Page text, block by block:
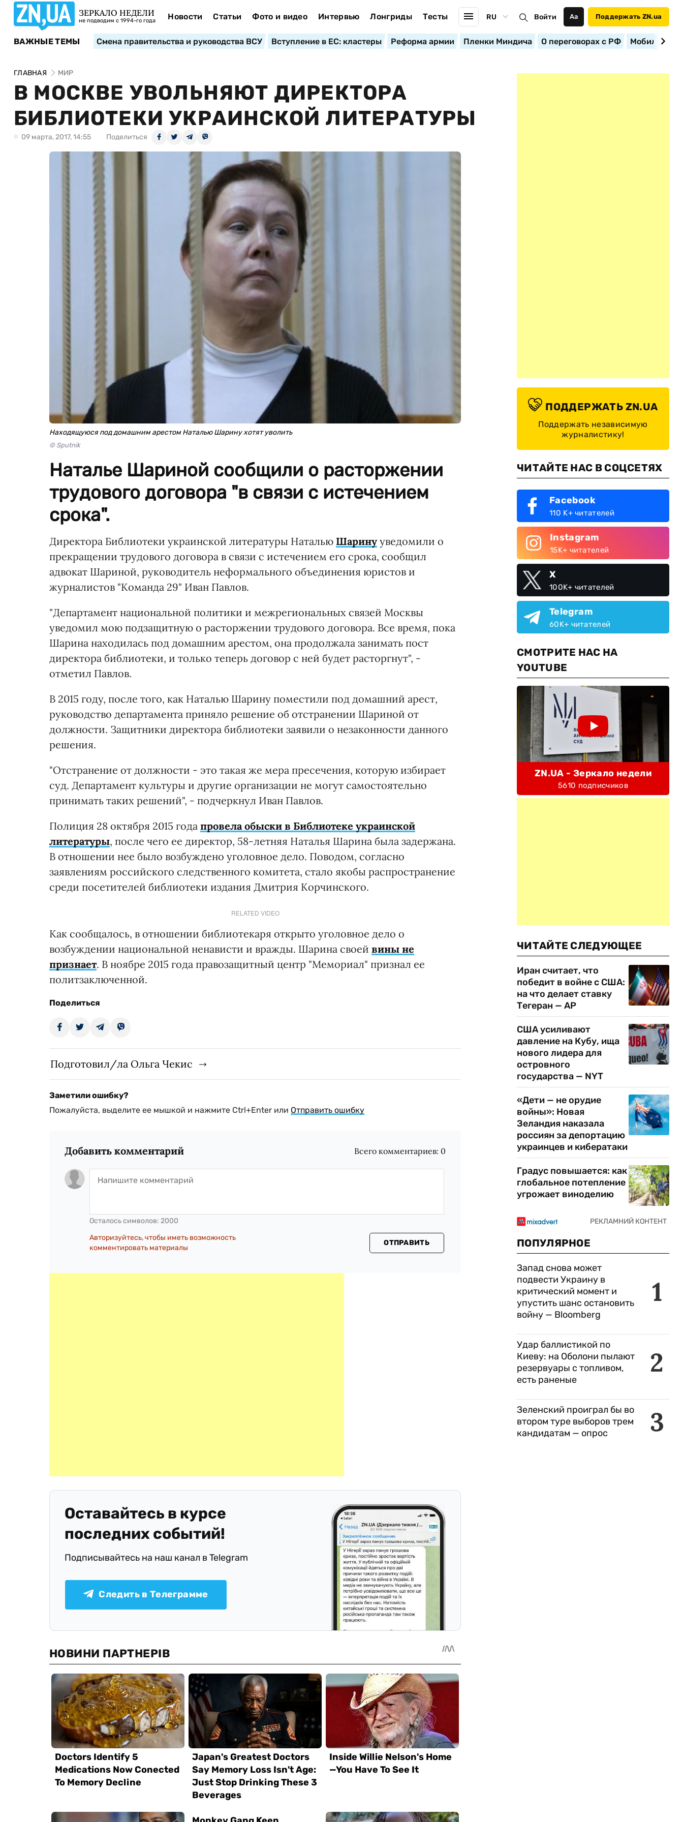
ЗЕРКАЛО НЕДЕЛИ
не подводим с 1994-го года Новости Статьи Фото и видео Интервью Лонгриды Тесты RU Войти Аа Поддержать ZN.ua
ВАЖНЫЕ ТЕМЫ Смена правительства и руководства ВСУ Вступление в ЕС: кластеры Реформа армии Пленки Миндича О переговорах с РФ
ГЛАВНАЯ МИР
В МОСКВЕ УВОЛЬНЯЮТ ДИРЕКТОРА
БИБЛИОТЕКИ УКРАИНСКОЙ ЛИТЕРАТУРЫ
09 марта, 2017, 14:55 Поделиться
Находящуюся под домашним арестом Наталью Шарину хотят уволить
© Sputnik
Наталье Шариной сообщили о расторжении
трудового договора "в связи с истечением
срока".
Директора Библиотеки украинской литературы Наталью Шарину уведомили о
прекращении трудового договора в связи с истечением его срока, сообщил
адвокат Шариной, руководитель неформального объединения юристов и
журналистов "Команда 29" Иван Павлов.
"Департамент национальной политики и межрегиональных связей Москвы
уведомил мою подзащитную о расторжении трудового договора. Все время, пока
Шарина находилась под домашним арестом, она продолжала занимать пост
директора библиотеки, и только теперь договор с ней будет расторгнут", -
отметил Павлов.
В 2015 году, после того, как Наталью Шарину поместили под домашний арест,
руководство департамента приняло решение об отстранении Шариной от
должности. Защитники директора библиотеки заявили о незаконности данного
решения.
"Отстранение от должности - это такая же мера пресечения, которую избирает
суд. Департамент культуры и другие организации не могут самостоятельно
принимать таких решений", - подчеркнул Иван Павлов.
Полиция 28 октября 2015 года провела обыски в Библиотеке украинской
литературы, после чего ее директор, 58-летняя Наталья Шарина была задержана.
В отношении нее было возбуждено уголовное дело. Поводом, согласно
заявлениям российского следственного комитета, стало якобы распространение
среди посетителей библиотеки издания Дмитрия Корчинского.
RELATED VIDEO
Как сообщалось, в отношении библиотекаря открыто уголовное дело о
возбуждении национальной ненависти и вражды. Шарина своей вины не
признает. В ноябре 2015 года правозащитный центр "Мемориал" признал ее
политзаключенной.
Поделиться
Подготовил/ла Ольга Чекис
Заметили ошибку?
Пожалуйста, выделите ее мышкой и нажмите Ctrl+Enter или Отправить ошибку
Добавить комментарий Всего комментариев: 0
Осталось символов: 2000
Авторизуйтесь, чтобы иметь возможность
комментировать материалы
ОТПРАВИТЬ
Оставайтесь в курсе
последних событий!
Подписывайтесь на наш канал в Telegram
Следить в Телеграмме
ПОДДЕРЖАТЬ ZN.UA
Поддержать независимую
журналистику!
ЧИТАЙТЕ НАС В СОЦСЕТЯХ
Facebook
110 K+ читателей
Instagram
15K+ читателей
X
100K+ читателей
Telegram
60K+ читателей
СМОТРИТЕ НАС НА
YOUTUBE
ZN.UA - Зеркало недели
5610 подписчиков
ЧИТАЙТЕ СЛЕДУЮЩЕЕ
Иран считает, что
победит в войне с США:
на что делает ставку
Тегеран — AP
США усиливают
давление на Кубу, ища
нового лидера для
островного
государства — NYT
«Дети — не орудие
войны»: Новая
Зеландия наказала
россиян за депортацию
украинцев и кибератаки
Градус повышается: как
глобальное потепление
угрожает виноделию
ПОПУЛЯРНОЕ
1
Запад снова может
подвести Украину в
критический момент и
упустить шанс остановить
войну — Bloomberg
2
Удар баллистикой по
Киеву: на Оболони пылают
резервуары с топливом,
есть раненые
3
Зеленский проиграл бы во
втором туре выборов трем
кандидатам — опрос